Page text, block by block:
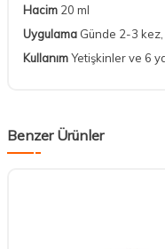
Hacim 20 ml
Uygulama Günde 2-3
KullanımYetişkinler ve 6
Benzer Ürünler